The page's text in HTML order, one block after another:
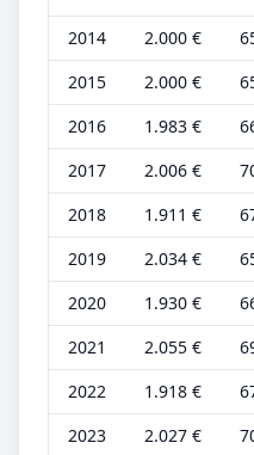
2014
2.000 €
2015
2.000 €
2016
1.983 €
2017
2.006 €
2018
1.911 €
2019
2.034 €
2020
1.930 €
2021
2.055 €
2022
1.918 €
2023
2.027 €